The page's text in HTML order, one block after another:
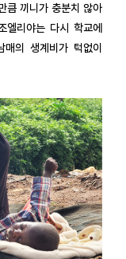
큼 끼니가 충분치 않아
엘리야는 다시 학교에
의 생계비가 턱없이